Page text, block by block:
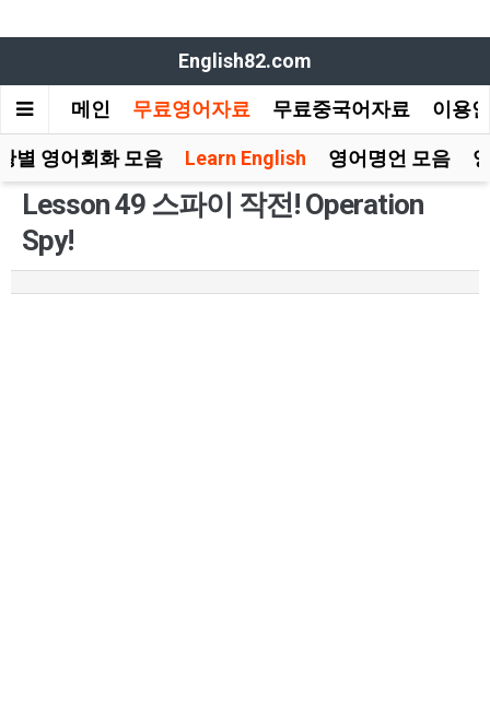
English82.com
메인 무료영어자료 무료중국어자료 이용
별 영어회화 모음 Learn English 영어명언 모음
Lesson 49 스파이 작전! Operation
Spy!